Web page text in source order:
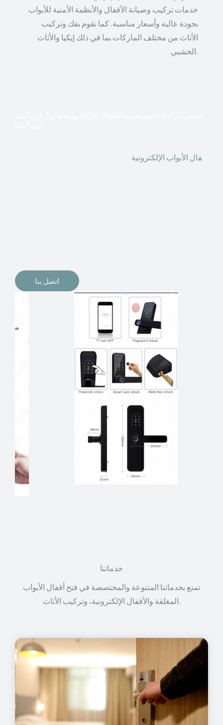
خدمات تركيب وصيانة الأقفال والأنظمة الأمنية للأبواب
بجودة عالية وأسعار مناسبة. كما نقوم بفك وتركيب
الأثاث من مختلف الماركات بما في ذلك إيكيا والأثاث
الخشبي.
فال الأبواب الإلكترونية
اتصل بنا
خدماتنا
تمتع بخدماتنا المتنوعة والمختصصة في فتح أقفال الأبواب